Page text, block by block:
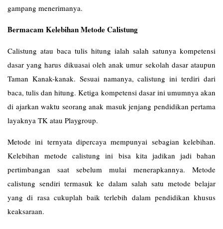
gampang menerimanya.
Bermacam Kelebihan Metode Calistung
Calistung atau baca tulis hitung ialah salah satunya kompetensi
dasar yang harus dikuasai oleh anak umur sekolah dasar ataupun
Taman Kanak-kanak. Sesuai namanya, calistung ini terdiri dari
baca, tulis dan hitung. Ketiga kompetensi dasar ini umumnya akan
di ajarkan waktu seorang anak masuk jenjang pendidikan pertama
layaknya TK atau Playgroup.
Metode ini ternyata dipercaya mempunyai sebagian kelebihan.
Kelebihan metode calistung ini bisa kita jadikan jadi bahan
pertimbangan saat sebelum mulai menerapkannya. Metode
calistung sendiri termasuk ke dalam salah satu metode belajar
yang di rasa cukuplah baik terlebih dalam pendidikan khusus
keaksaraan.